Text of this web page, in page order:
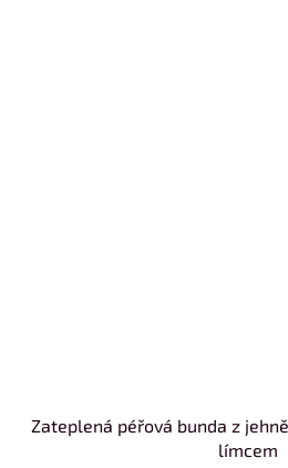
Zateplená péřová bunda z
límcem